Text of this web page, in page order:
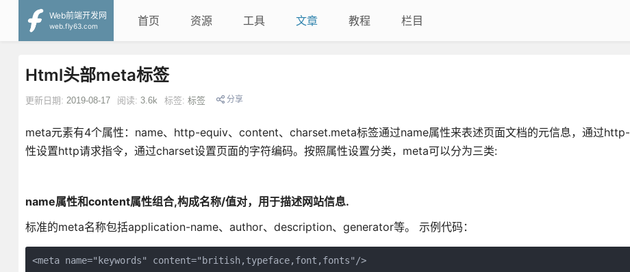
Web前端开发网
web.fly63.com
首页 资源 工具 文章 教程 栏目
Html头部meta标签
更新日期: 2019-08-17 阅读: 3.6k 标签: 标签 分享
meta元素有4个属性：name、http-equiv、content、charset.meta标签通过name属性来表述页面文档的元信息，通过
性设置http请求指令，通过charset设置页面的字符编码。按照属性设置分类，meta可以分为三类:
name属性和content属性组合,构成名称/值对，用于描述网站信息.
标准的meta名称包括application-name、author、description、generator等。 示例代码：
<meta name="keywords" content="british,typeface,font,fonts"/>